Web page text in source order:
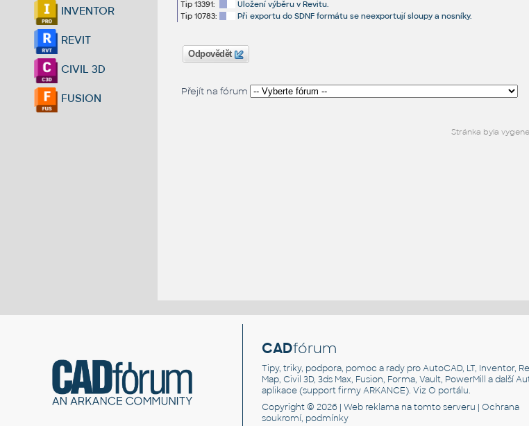
INVENTOR
REVIT
CIVIL 3D
FUSION
Tip 13391:
Uložení výběru v Revitu.
Tip 10783:
Při exportu do SDNF formátu se neexportují sloupy a nosníky.
Odpovědět
Přejít na fórum
Stránka byla
CADfórum
Tipy, triky, podpora, pomoc a rady pro AutoCAD, LT, Inventor,
Map, Civil 3D, 3ds Max, Fusion, Forma, Vault, PowerMill a další
aplikace (support firmy ARKANCE). VizO portálu.
Copyright © 2026 |Web reklama na tomto serveru |Ochrana
soukromí, podmínky